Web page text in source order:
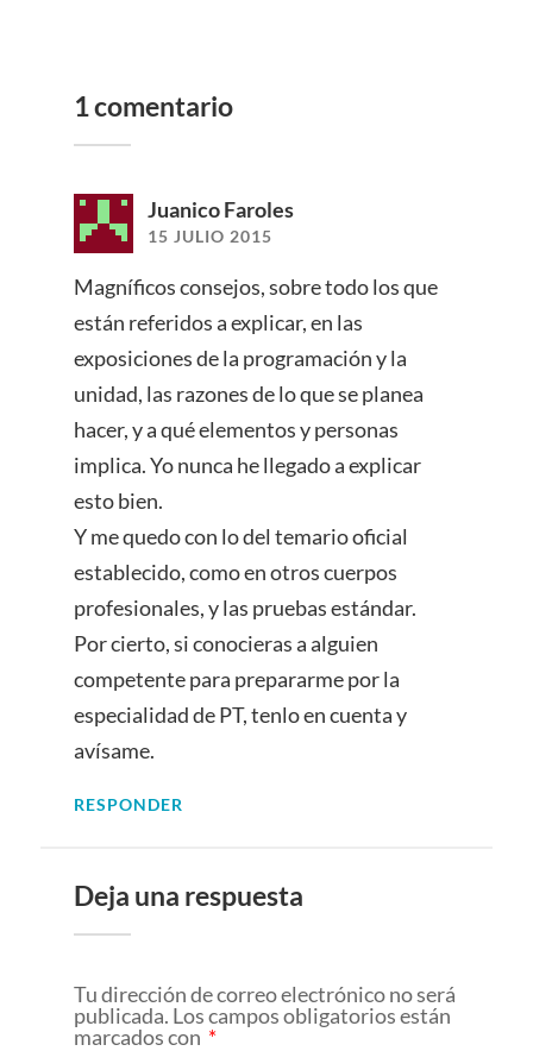
1 comentario
Juanico Faroles
15 JULIO 2015
Magníficos consejos, sobre todo los que
están referidos a explicar, en las
exposiciones de la programación y la
unidad, las razones de lo que se planea
hacer, y a qué elementos y personas
implica. Yo nunca he llegado a explicar
esto bien.
Y me quedo con lo del temario oficial
establecido, como en otros cuerpos
profesionales, y las pruebas estándar.
Por cierto, si conocieras a alguien
competente para prepararme por la
especialidad de PT, tenlo en cuenta y
avísame.
RESPONDER
Deja una respuesta
Tu dirección de correo electrónico no será
publicada. Los campos obligatorios están
marcados con *